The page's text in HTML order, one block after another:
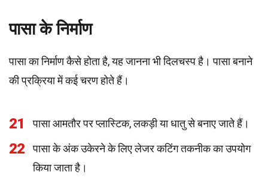
पासा के निर्माण
पासा का निर्माण कैसे होता है, यह जानना भी दिलचस्प है। पासा बनाने
की प्रक्रिया में कई चरण होते हैं।
21 पासा आमतौर पर प्लास्टिक, लकड़ी या धातु से बनाए जाते हैं।
22
पासा के अंक उकेरने के लिए लेजर कटिंग तकनीक का उपयोग
किया जाता है।